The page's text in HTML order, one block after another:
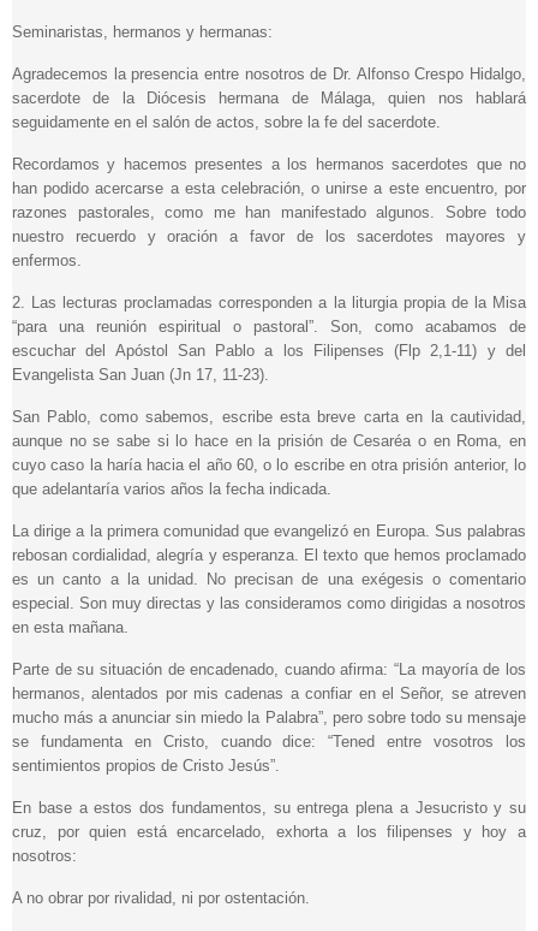
Seminaristas, hermanos y hermanas:
Agradecemos la presencia entre nosotros de Dr. Alfonso Crespo Hidalgo,
sacerdote de la Diócesis hermana de Málaga, quien nos hablará
seguidamente en el salón de actos, sobre la fe del sacerdote.
Recordamos y hacemos presentes a los hermanos sacerdotes que no
han podido acercarse a esta celebración, o unirse a este encuentro, por
razones pastorales, como me han manifestado algunos. Sobre todo
nuestro recuerdo y oración a favor de los sacerdotes mayores y
enfermos.
2. Las lecturas proclamadas corresponden a la liturgia propia de la Misa
“para una reunión espiritual o pastoral”. Son, como acabamos de
escuchar del Apóstol San Pablo a los Filipenses (Flp 2,1-11) y del
Evangelista San Juan (Jn 17, 11-23).
San Pablo, como sabemos, escribe esta breve carta en la cautividad,
aunque no se sabe si lo hace en la prisión de Cesaréa o en Roma, en
cuyo caso la haría hacia el año 60, o lo escribe en otra prisión anterior, lo
que adelantaría varios años la fecha indicada.
La dirige a la primera comunidad que evangelizó en Europa. Sus palabras
rebosan cordialidad, alegría y esperanza. El texto que hemos proclamado
es un canto a la unidad. No precisan de una exégesis o comentario
especial. Son muy directas y las consideramos como dirigidas a nosotros
en esta mañana.
Parte de su situación de encadenado, cuando afirma: “La mayoría de los
hermanos, alentados por mis cadenas a confiar en el Señor, se atreven
mucho más a anunciar sin miedo la Palabra”, pero sobre todo su mensaje
se fundamenta en Cristo, cuando dice: “Tened entre vosotros los
sentimientos propios de Cristo Jesús”.
En base a estos dos fundamentos, su entrega plena a Jesucristo y su
cruz, por quien está encarcelado, exhorta a los filipenses y hoy a
nosotros:
A no obrar por rivalidad, ni por ostentación.